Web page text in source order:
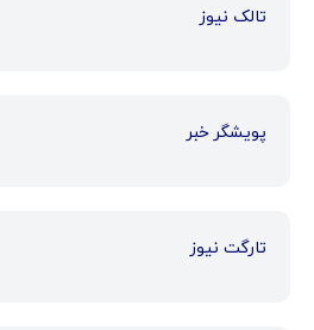
تالک نیوز
پویشگر خبر
تارگت نیوز